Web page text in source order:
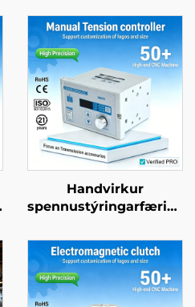
Handvirkur
rafmagnsdeggjum
fyrir hluta
pappírmaelavélta